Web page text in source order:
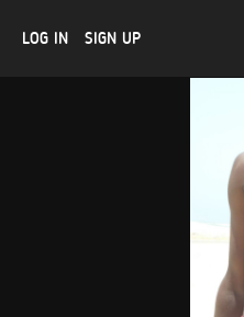
LOG IN SIGN UP